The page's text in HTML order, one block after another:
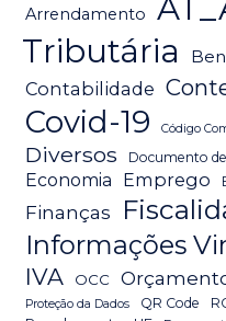
Arrendamento
Tributária
Contabilidade
Covid-19 Código
Diversos Documento
Economia Emprego
Finanças
Informações
IVA OCC
Proteção da Dados QR Code